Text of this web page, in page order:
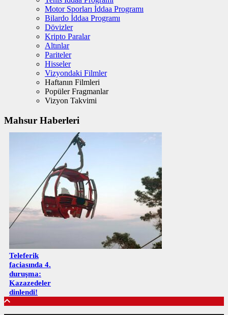
Motor Sporları İddaa Programı
Bilardo İddaa Programı
Dövizler
Kripto Paralar
Altınlar
Pariteler
Hisseler
Vizyondaki Filmler
Haftanın Filmleri
Popüler Fragmanlar
Vizyon Takvimi
Mahsur Haberleri
Teleferik
faciasında 4.
duruşma:
Kazazedeler
dinlendi!